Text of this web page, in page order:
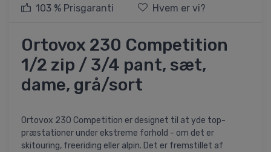
103 % Prisgaranti Hvem er vi?
Ortovox 230 Competition
1/2 zip / 3/4 pant, sæt,
dame, grå/sort
Ortovox 230 Competition er designet til at yde top-
præstationer under ekstreme forhold - om det er
skitouring, freeriding eller alpin. Det er fremstillet af